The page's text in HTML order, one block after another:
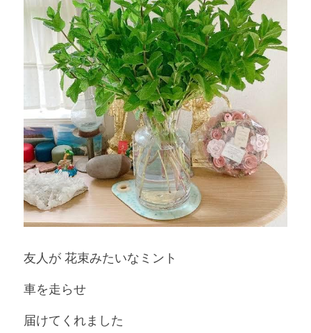
友人が 花束みたいなミント
車を走らせ
届けてくれました